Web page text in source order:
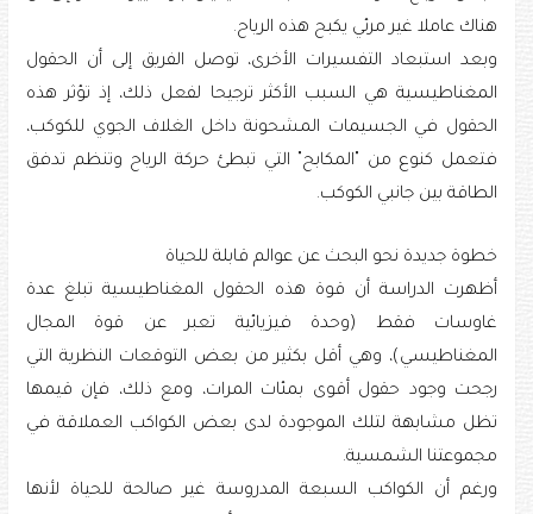
هناك عاملا غير مرئي يكبح هذه الرياح.
وبعد استبعاد التفسيرات الأخرى، توصل الفريق إلى أن الحقول
المغناطيسية هي السبب الأكثر ترجيحا لفعل ذلك، إذ تؤثر هذه
الحقول في الجسيمات المشحونة داخل الغلاف الجوي للكوكب،
فتعمل كنوع من "المكابح" التي تبطئ حركة الرياح وتنظم تدفق
الطاقة بين جانبي الكوكب.
خطوة جديدة نحو البحث عن عوالم قابلة للحياة
أظهرت الدراسة أن قوة هذه الحقول المغناطيسية تبلغ عدة
غاوسات فقط (وحدة فيزيائية تعبر عن قوة المجال
المغناطيسي)، وهي أقل بكثير من بعض التوقعات النظرية التي
رجحت وجود حقول أقوى بمئات المرات، ومع ذلك، فإن قيمها
تظل مشابهة لتلك الموجودة لدى بعض الكواكب العملاقة في
مجموعتنا الشمسية.
ورغم أن الكواكب السبعة المدروسة غير صالحة للحياة لأنها